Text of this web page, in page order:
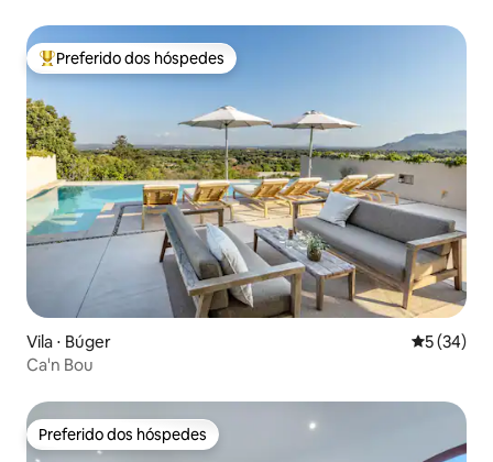
Entre os melhores preferidos dos hóspedes
Preferido dos hóspedes
Vila ⋅ Búger 5 de uma
5 (34)
Ca'n Bou
Preferido dos hóspedes
Preferido dos hóspedes